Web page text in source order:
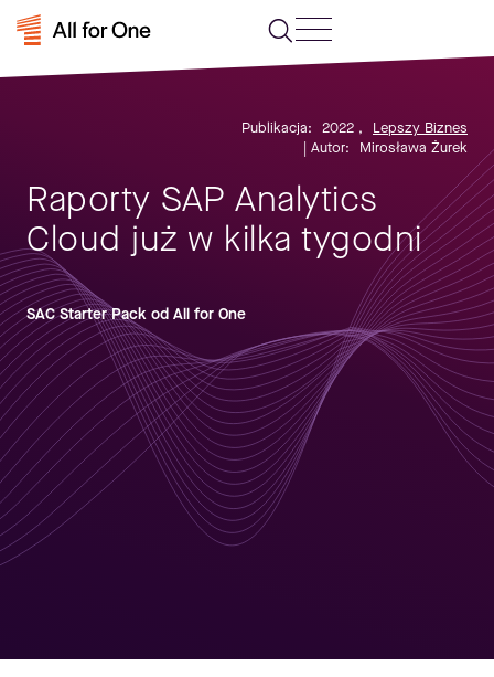
Publikacja: 2022 ,
Lepszy Biznes
| Autor:
Mirosława Żurek
Raporty SAP Analytics
Cloud już w kilka tygodni
SAC Starter Pack od All for One